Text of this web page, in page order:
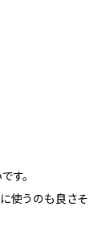
す。
使うのも良さそ